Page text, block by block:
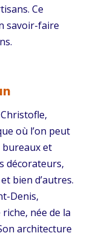
Ce
savoir-faire
où l’on peut
bureaux et
décorateurs,
bien d’autres.
Denis,
née de la
architecture